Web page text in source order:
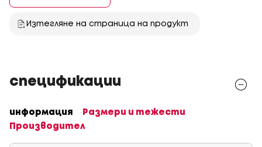
Изтегляне на страница на продукт
спецификации
информация
Размери и тежести
Производител